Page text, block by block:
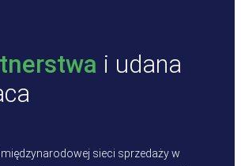
i udana
sieci sprzedaży w